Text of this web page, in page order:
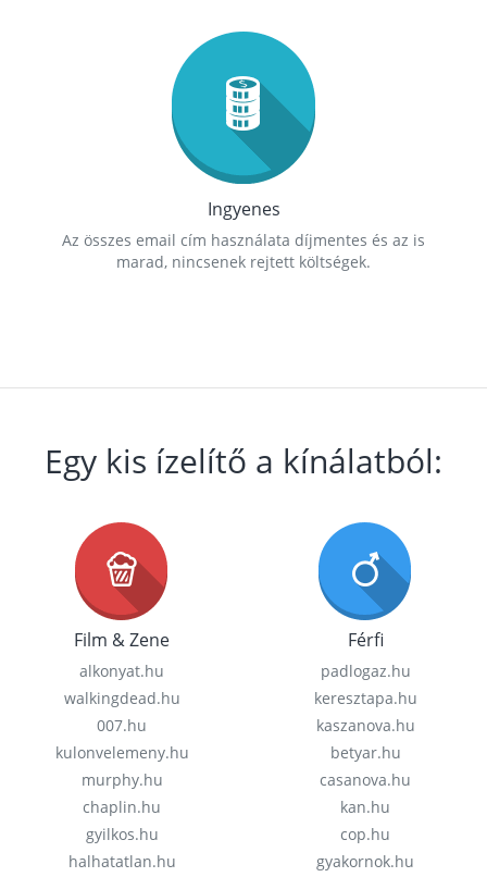
Ingyenes
Az összes email cím használata díjmentes és az is
marad, nincsenek rejtett költségek.
Egy kis ízelítő a kínálatból:
Film & Zene
alkonyat.hu
walkingdead.hu
007.hu
kulonvelemeny.hu
murphy.hu
chaplin.hu
gyilkos.hu
halhatatlan.hu
Férfi
padlogaz.hu
keresztapa.hu
kaszanova.hu
betyar.hu
casanova.hu
kan.hu
cop.hu
gyakornok.hu